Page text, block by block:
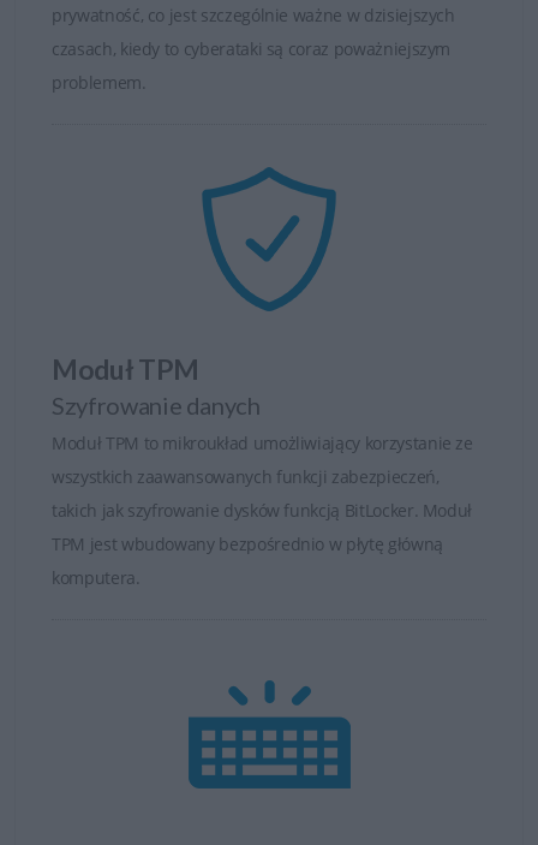
maksymalną mobilność.
prywatność, co jest szczególnie ważne w dzisiejszych
czasach, kiedy to cyberataki są coraz poważniejszym
problemem.
Moduł TPM
Szyfrowanie danych
Moduł TPM to mikroukład umożliwiający korzystanie ze
wszystkich zaawansowanych funkcji zabezpieczeń,
takich jak szyfrowanie dysków funkcją BitLocker. Moduł
TPM jest wbudowany bezpośrednio w płytę główną
komputera.